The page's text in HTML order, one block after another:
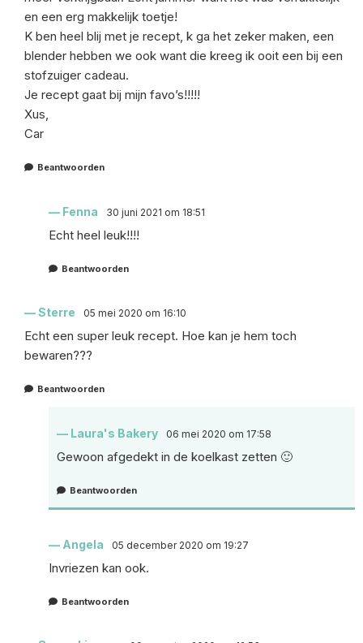
en een erg makkelijk toetje!
K ben heel blij met je recept, k ga het zeker maken, een
blender hebben we ook want die kreeg ik ooit een bij een
stofzuiger cadeau.
Je recept gaat bij mijn favo’s!!!!!
Xus,
Car
Beantwoorden
Fenna 30 juni 2021 om 18:51
Echt heel leuk!!!!
Beantwoorden
Sterre 05 mei 2020 om 16:10
Echt een super leuk recept. Hoe kan je hem toch
bewaren???
Beantwoorden
Laura's Bakery 06 mei 2020 om 17:58
Gewoon afgedekt in de koelkast zetten 🙂
Beantwoorden
Angela 05 december 2020 om 19:27
Invriezen kan ook.
Beantwoorden